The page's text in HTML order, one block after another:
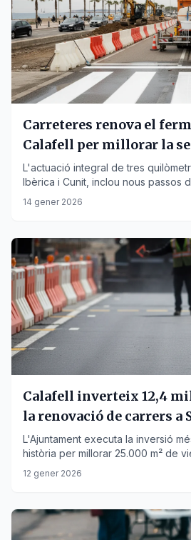
Carreteres renova el ferm
Calafell per millorar la
L'actuació integral de tres
Ibèrica i Cunit, inclou nous passos
senyalització.
14 gener 2026
Calafell inverteix 12,4
la renovació de carrers a
L'Ajuntament executa la inversió
història per millorar 25.000 m² de
finalitzar Rodríguez Pita.
12 gener 2026